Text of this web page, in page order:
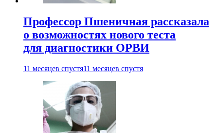
Профессор Пшеничная рассказала
о возможностях нового теста
для диагностики ОРВИ
11 месяцев спустя11 месяцев спустя